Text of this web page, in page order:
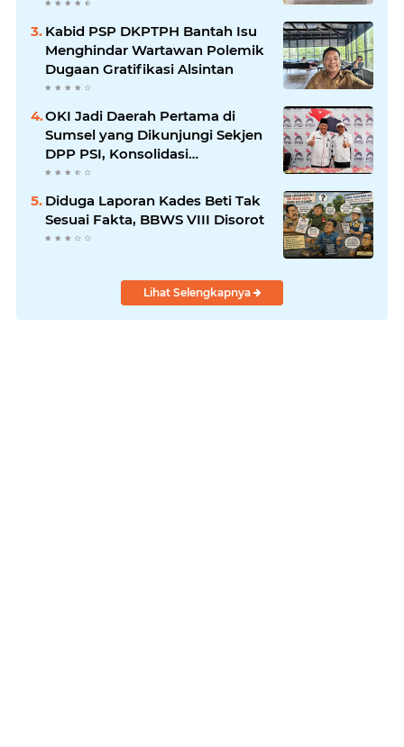
Tuntas
Kabid PSP DKPTPH Bantah Isu
Menghindar Wartawan Polemik
Dugaan Gratifikasi Alsintan
OKI Jadi Daerah Pertama di
Sumsel yang Dikunjungi Sekjen
DPP PSI, Konsolidasi
Pembentukan DPRT Dimulai
Diduga Laporan Kades Beti Tak
Sesuai Fakta, BBWS VIII Disorot
Lihat Selengkapnya